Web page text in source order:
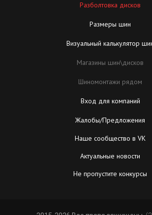
Разболтовка дисков
Размеры шин
Визуальный калькулятор
Магазины шин\дисков
Шиномонтажи рядом
Вход для компаний
Жалобы/Предложения
Наше сообщество в VK
Актуальные новости
Не пропустите конкурсы